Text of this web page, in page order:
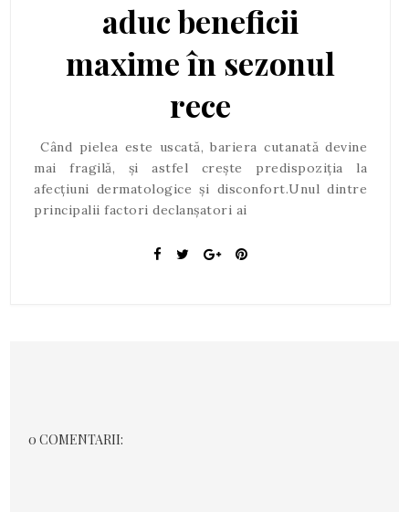
aduc beneficii
maxime în sezonul
rece
Când pielea este uscată, bariera cutanată devine
mai fragilă, și astfel crește predispoziția la
afecțiuni dermatologice și disconfort.Unul dintre
principalii factori declanșatori ai
0 COMENTARII: